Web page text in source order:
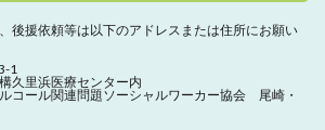
後援依頼等は以下のアドレスまたは住所にお願い
1
久里浜医療センター内
コール関連問題ソーシャルワーカー協会 尾崎・